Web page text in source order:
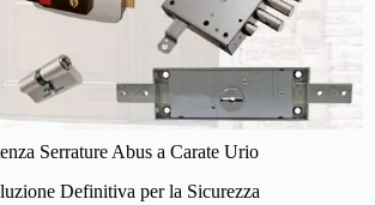
Serrature Abus a Carate Urio
Definitiva per la Sicurezza